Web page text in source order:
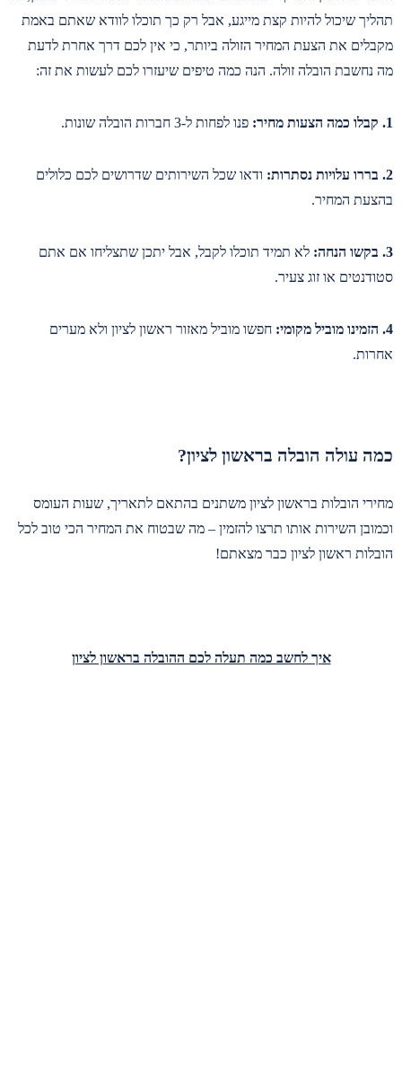
תהליך שיכול להיות קצת מייגע, אבל רק כך תוכלו לוודא שאתם באמת
מקבלים את הצעת המחיר הזולה ביותר, כי אין לכם דרך אחרת לדעת
מה נחשבת הובלה זולה. הנה כמה טיפים שיעזרו לכם לעשות את זה:
1. קבלו כמה הצעות מחיר: פנו לפחות ל-3 חברות הובלה שונות.
2. בררו עלויות נסתרות:
ודאו שכל השירותים שדרושים לכם כלולים
בהצעת המחיר.
3. בקשו הנחה:
לא תמיד תוכלו לקבל, אבל יתכן שתצליחו אם אתם
סטודנטים או זוג צעיר.
4. הזמינו מוביל מקומי:
חפשו מוביל מאזור ראשון לציון ולא מערים
אחרות.
כמה עולה הובלה בראשון לציון?
מחירי הובלות בראשון לציון משתנים בהתאם לתאריך, שעות העומס
וכמובן השירות אותו תרצו להזמין – מה שבטוח את המחיר הכי טוב לכל
הובלות ראשון לציון כבר מצאתם!
איך לחשב כמה תעלה לכם ההובלה בראשון לציון